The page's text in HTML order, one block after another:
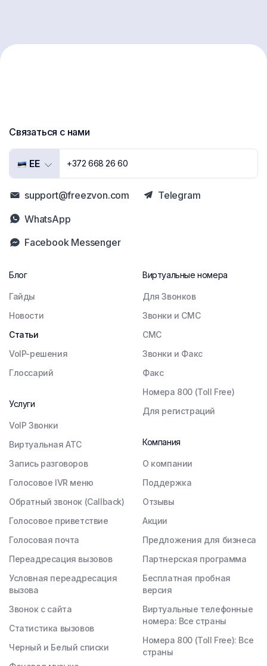
Связаться с нами
EE +372 668 26 60
support@freezvon.com
Facebook Messenger
Telegram
WhatsApp
Блог
Гайды
Новости
Статьи
VoIP-решения
Глоссарий
Услуги
VoIP Звонки
Виртуальная АТС
Запись разговоров
Голосовое IVR меню
Обратный звонок (Callback)
Голосовое приветствие
Голосовая почта
Переадресация вызовов
Условная переадресация
вызова
Звонок с сайта
Статистика вызовов
Черный и Белый списки
Виртуальные номера
Для Звонков
Звонки и СМС
СМС
Звонки и Факс
Факс
Номера 800 (Toll Free)
Для регистраций
Компания
О компании
Поддержка
Отзывы
Акции
Предложения для бизнеса
Партнерская программа
Бесплатная пробная
версия
Виртуальные телефонные
номера: Все страны
Номера 800 (Toll Free): Все
страны